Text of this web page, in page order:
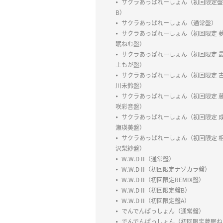
サクラあっぱれーしょん（初回限定盤
B）
サクラあっぱれーしょん（通常盤）
サクラあっぱれーしょん（初回限定
眠ねむ盤）
サクラあっぱれーしょん（初回限定
上もが盤）
サクラあっぱれーしょん（初回限定
川未鈴盤）
サクラあっぱれーしょん（初回限定
咲彩音盤）
サクラあっぱれーしょん（初回限定
瀬瑛美盤）
サクラあっぱれーしょん（初回限定 相
沢梨紗盤）
W.W.D II（通常盤）
W.W.D II（初回限定ナゾカラ盤）
W.W.D II（初回限定REMIX盤）
W.W.D II（初回限定盤B）
W.W.D II（初回限定盤A）
でんでんぱっしょん（通常盤）
でんでんぱっしょん（初回限定夢眠ね